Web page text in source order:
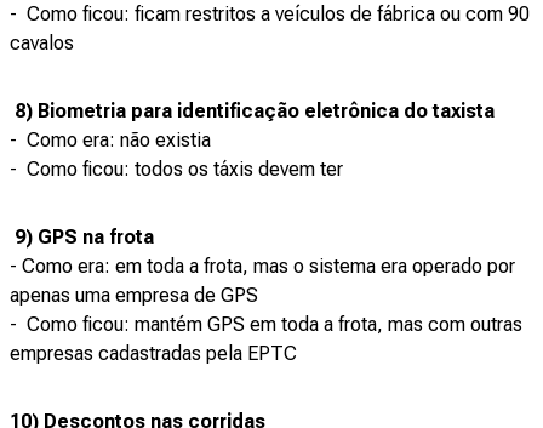
- Como ficou: ficam restritos a veículos de fábrica ou com 90
cavalos
8) Biometria para identificação eletrônica do taxista
- Como era: não existia
- Como ficou: todos os táxis devem ter
9) GPS na frota
- Como era: em toda a frota, mas o sistema era operado por
apenas uma empresa de GPS
- Como ficou: mantém GPS em toda a frota, mas com outras
empresas cadastradas pela EPTC
10) Descontos nas corridas